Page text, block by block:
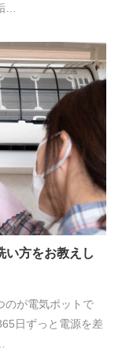
…
い方をお教えし
のが電気ポットで
日ずっと電源を差